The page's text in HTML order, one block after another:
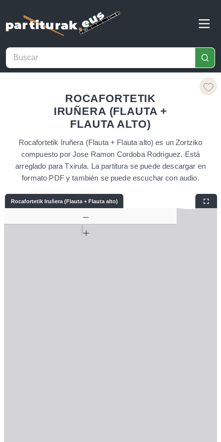
ROCAFORTETIK
IRUÑERA (FLAUTA +
FLAUTA ALTO)
Rocafortetik Iruñera (Flauta + Flauta alto) es un Zortziko
compuesto por Jose Ramon Cordoba Rodriguez. Está
arreglado para Txirula. La partitura se puede descargar en
formato PDF y también se puede escuchar con audio.
Rocafortetik Iruñera (Flauta + Flauta alto)